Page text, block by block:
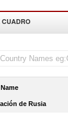
CUADRO
de Rusia